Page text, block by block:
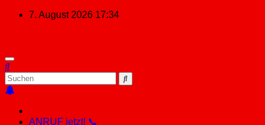
Zum
7. August 2026 17:34
ANRUF jetzt! 📞